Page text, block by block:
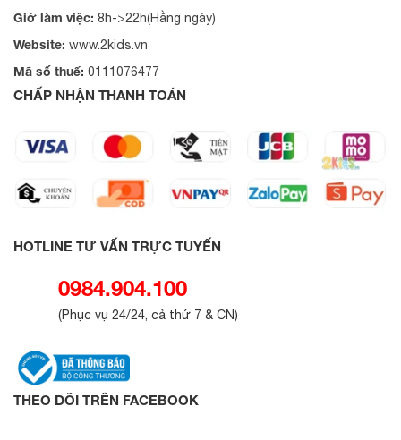
Giờ làm việc: 8h->22h(Hằng ngày)
Website: www.2kids.vn
Mã số thuế: 0111076477
CHẤP NHẬN THANH TOÁN
HOTLINE TƯ VẤN TRỰC TUYẾN
0984.904.100
(Phục vụ 24/24, cả thứ 7 & CN)
THEO DÕI TRÊN FACEBOOK